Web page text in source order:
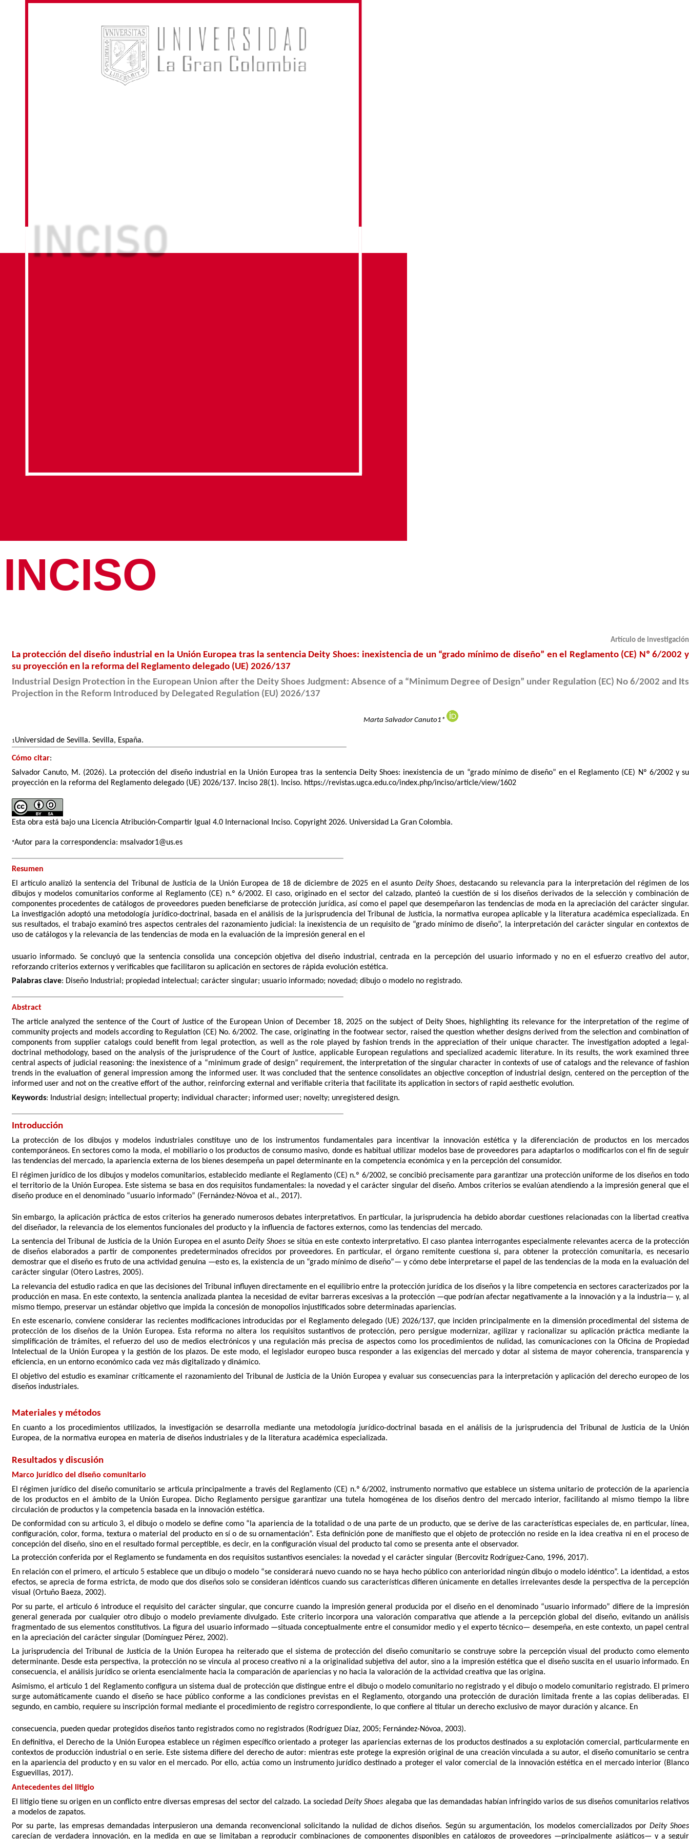
INCISO
Artículo de investigación
La protección del diseño industrial en la Unión Europea tras la sentencia Deity Shoes: inexistencia de un “grado mínimo de diseño” en el Reglamento (CE) Nº 6/2002 y
su proyección en la reforma del Reglamento delegado (UE) 2026/137
Industrial Design Protection in the European Union after the Deity Shoes Judgment: Absence of a “Minimum Degree of Design” under Regulation (EC) No 6/2002 and Its
Projection in the Reform Introduced by Delegated Regulation (EU) 2026/137
Marta Salvador Canuto1*
1Universidad de Sevilla. Sevilla, España.
Cómo citar:
Salvador Canuto, M. (2026). La protección del diseño industrial en la Unión Europea tras la sentencia Deity Shoes: inexistencia de un “grado mínimo de diseño” en el Reglamento (CE) Nº 6/2002 y su
proyección en la reforma del Reglamento delegado (UE) 2026/137. Inciso 28(1). Inciso. https://revistas.ugca.edu.co/index.php/inciso/article/view/1602
Esta obra está bajo una Licencia Atribución-Compartir Igual 4.0 Internacional Inciso. Copyright 2026. Universidad La Gran Colombia.
*Autor para la correspondencia: msalvador1@us.es
Resumen
El artículo analizó la sentencia del Tribunal de Justicia de la Unión Europea de 18 de diciembre de 2025 en el asunto Deity Shoes, destacando su relevancia para la interpretación del régimen de los
dibujos y modelos comunitarios conforme al Reglamento (CE) n.º 6/2002. El caso, originado en el sector del calzado, planteó la cuestión de si los diseños derivados de la selección y combinación de
componentes procedentes de catálogos de proveedores pueden beneficiarse de protección jurídica, así como el papel que desempeñaron las tendencias de moda en la apreciación del carácter singular.
La investigación adoptó una metodología jurídico-doctrinal, basada en el análisis de la jurisprudencia del Tribunal de Justicia, la normativa europea aplicable y la literatura académica especializada. En
sus resultados, el trabajo examinó tres aspectos centrales del razonamiento judicial: la inexistencia de un requisito de “grado mínimo de diseño”, la interpretación del carácter singular en contextos de
uso de catálogos y la relevancia de las tendencias de moda en la evaluación de la impresión general en el
usuario informado. Se concluyó que la sentencia consolida una concepción objetiva del diseño industrial, centrada en la percepción del usuario informado y no en el esfuerzo creativo del autor,
reforzando criterios externos y verificables que facilitaron su aplicación en sectores de rápida evolución estética.
Palabras clave: Diseño Industrial; propiedad intelectual; carácter singular; usuario informado; novedad; dibujo o modelo no registrado.
Abstract
The article analyzed the sentence of the Court of Justice of the European Union of December 18, 2025 on the subject of Deity Shoes, highlighting its relevance for the interpretation of the regime of
community projects and models according to Regulation (CE) No. 6/2002. The case, originating in the footwear sector, raised the question whether designs derived from the selection and combination of
components from supplier catalogs could benefit from legal protection, as well as the role played by fashion trends in the appreciation of their unique character. The investigation adopted a legal-
doctrinal methodology, based on the analysis of the jurisprudence of the Court of Justice, applicable European regulations and specialized academic literature. In its results, the work examined three
central aspects of judicial reasoning: the inexistence of a “minimum grade of design” requirement, the interpretation of the singular character in contexts of use of catalogs and the relevance of fashion
trends in the evaluation of general impression among the informed user. It was concluded that the sentence consolidates an objective conception of industrial design, centered on the perception of the
informed user and not on the creative effort of the author, reinforcing external and verifiable criteria that facilitate its application in sectors of rapid aesthetic evolution.
Keywords: Industrial design; intellectual property; individual character; informed user; novelty; unregistered design.
Introducción
La protección de los dibujos y modelos industriales constituye uno de los instrumentos fundamentales para incentivar la innovación estética y la diferenciación de productos en los mercados
contemporáneos. En sectores como la moda, el mobiliario o los productos de consumo masivo, donde es habitual utilizar modelos base de proveedores para adaptarlos o modificarlos con el fin de seguir
las tendencias del mercado, la apariencia externa de los bienes desempeña un papel determinante en la competencia económica y en la percepción del consumidor.
El régimen jurídico de los dibujos y modelos comunitarios, establecido mediante el Reglamento (CE) n.º 6/2002, se concibió precisamente para garantizar una protección uniforme de los diseños en todo
el territorio de la Unión Europea. Este sistema se basa en dos requisitos fundamentales: la novedad y el carácter singular del diseño. Ambos criterios se evalúan atendiendo a la impresión general que el
diseño produce en el denominado “usuario informado” (Fernández-Nóvoa et al., 2017).
Sin embargo, la aplicación práctica de estos criterios ha generado numerosos debates interpretativos. En particular, la jurisprudencia ha debido abordar cuestiones relacionadas con la libertad creativa
del diseñador, la relevancia de los elementos funcionales del producto y la influencia de factores externos, como las tendencias del mercado.
La sentencia del Tribunal de Justicia de la Unión Europea en el asuntoDeity Shoes se sitúa en este contexto interpretativo. El caso plantea interrogantes especialmente relevantes acerca de la protección
de diseños elaborados a partir de componentes predeterminados ofrecidos por proveedores. En particular, el órgano remitente cuestiona si, para obtener la protección comunitaria, es necesario
demostrar que el diseño es fruto de una actividad genuina —esto es, la existencia de un “grado mínimo de diseño”— y cómo debe interpretarse el papel de las tendencias de la moda en la evaluación del
carácter singular (Otero Lastres, 2005).
La relevancia del estudio radica en que las decisiones del Tribunal influyen directamente en el equilibrio entre la protección jurídica de los diseños y la libre competencia en sectores caracterizados por la
producción en masa. En este contexto, la sentencia analizada plantea la necesidad de evitar barreras excesivas a la protección —que podrían afectar negativamente a la innovación y a la industria— y, al
mismo tiempo, preservar un estándar objetivo que impida la concesión de monopolios injustificados sobre determinadas apariencias.
En este escenario, conviene considerar las recientes modificaciones introducidas por el Reglamento delegado (UE) 2026/137, que inciden principalmente en la dimensión procedimental del sistema de
protección de los diseños de la Unión Europea. Esta reforma no altera los requisitos sustantivos de protección, pero persigue modernizar, agilizar y racionalizar su aplicación práctica mediante la
simplificación de trámites, el refuerzo del uso de medios electrónicos y una regulación más precisa de aspectos como los procedimientos de nulidad, las comunicaciones con la Oficina de Propiedad
Intelectual de la Unión Europea y la gestión de los plazos. De este modo, el legislador europeo busca responder a las exigencias del mercado y dotar al sistema de mayor coherencia, transparencia y
eficiencia, en un entorno económico cada vez más digitalizado y dinámico.
El objetivo del estudio es examinar críticamente el razonamiento del Tribunal de Justicia de la Unión Europea y evaluar sus consecuencias para la interpretación y aplicación del derecho europeo de los
diseños industriales.
Materiales y métodos
En cuanto a los procedimientos utilizados, la investigación se desarrolla mediante una metodología jurídico-doctrinal basada en el análisis de la jurisprudencia del Tribunal de Justicia de la Unión
Europea, de la normativa europea en materia de diseños industriales y de la literatura académica especializada.
Resultados y discusión
Marco jurídico del diseño comunitario
El régimen jurídico del diseño comunitario se articula principalmente a través del Reglamento (CE) n.º 6/2002, instrumento normativo que establece un sistema unitario de protección de la apariencia
de los productos en el ámbito de la Unión Europea. Dicho Reglamento persigue garantizar una tutela homogénea de los diseños dentro del mercado interior, facilitando al mismo tiempo la libre
circulación de productos y la competencia basada en la innovación estética.
De conformidad con su artículo 3, el dibujo o modelo se define como “la apariencia de la totalidad o de una parte de un producto, que se derive de las características especiales de, en particular, línea,
configuración, color, forma, textura o material del producto en sí o de su ornamentación”. Esta definición pone de manifiesto que el objeto de protección no reside en la idea creativa ni en el proceso de
concepción del diseño, sino en el resultado formal perceptible, es decir, en la configuración visual del producto tal como se presenta ante el observador.
La protección conferida por el Reglamento se fundamenta en dos requisitos sustantivos esenciales: la novedad y el carácter singular (Bercovitz Rodríguez-Cano, 1996, 2017).
En relación con el primero, el artículo 5 establece que un dibujo o modelo “se considerará nuevo cuando no se haya hecho público con anterioridad ningún dibujo o modelo idéntico”. La identidad, a estos
efectos, se aprecia de forma estricta, de modo que dos diseños solo se consideran idénticos cuando sus características difieren únicamente en detalles irrelevantes desde la perspectiva de la percepción
visual (Ortuño Baeza, 2002).
Por su parte, el artículo 6 introduce el requisito del carácter singular, que concurre cuando la impresión general producida por el diseño en el denominado “usuario informado” difiere de la impresión
general generada por cualquier otro dibujo o modelo previamente divulgado. Este criterio incorpora una valoración comparativa que atiende a la percepción global del diseño, evitando un análisis
fragmentado de sus elementos constitutivos. La figura del usuario informado —situada conceptualmente entre el consumidor medio y el experto técnico— desempeña, en este contexto, un papel central
en la apreciación del carácter singular (Domínguez Pérez, 2002).
La jurisprudencia del Tribunal de Justicia de la Unión Europea ha reiterado que el sistema de protección del diseño comunitario se construye sobre la percepción visual del producto como elemento
determinante. Desde esta perspectiva, la protección no se vincula al proceso creativo ni a la originalidad subjetiva del autor, sino a la impresión estética que el diseño suscita en el usuario informado. En
consecuencia, el análisis jurídico se orienta esencialmente hacia la comparación de apariencias y no hacia la valoración de la actividad creativa que las origina.
Asimismo, el artículo 1 del Reglamento configura un sistema dual de protección que distingue entre el dibujo o modelo comunitario no registrado y el dibujo o modelo comunitario registrado. El primero
surge automáticamente cuando el diseño se hace público conforme a las condiciones previstas en el Reglamento, otorgando una protección de duración limitada frente a las copias deliberadas. El
segundo, en cambio, requiere su inscripción formal mediante el procedimiento de registro correspondiente, lo que confiere al titular un derecho exclusivo de mayor duración y alcance. En
consecuencia, pueden quedar protegidos diseños tanto registrados como no registrados (Rodríguez Díaz, 2005; Fernández-Nóvoa, 2003).
En definitiva, el Derecho de la Unión Europea establece un régimen específico orientado a proteger las apariencias externas de los productos destinados a su explotación comercial, particularmente en
contextos de producción industrial o en serie. Este sistema difiere del derecho de autor: mientras este protege la expresión original de una creación vinculada a su autor, el diseño comunitario se centra
en la apariencia del producto y en su valor en el mercado. Por ello, actúa como un instrumento jurídico destinado a proteger el valor comercial de la innovación estética en el mercado interior (Blanco
Esguevillas, 2017).
Antecedentes del litigio
El litigio tiene su origen en un conflicto entre diversas empresas del sector del calzado. La sociedadDeity Shoes alegaba que las demandadas habían infringido varios de sus diseños comunitarios relativos
a modelos de zapatos.
Por su parte, las empresas demandadas interpusieron una demanda reconvencional solicitando la nulidad de dichos diseños. Según su argumentación, los modelos comercializados por Deity Shoes
carecían de verdadera innovación, en la medida en que se limitaban a reproducir combinaciones de componentes disponibles en catálogos de proveedores —principalmente asiáticos— y a seguir